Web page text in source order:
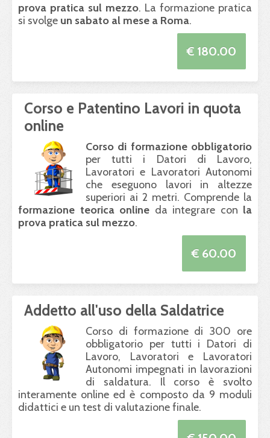
prova pratica sul mezzo. La formazione pratica
si svolge un sabato al mese a Roma.
€ 180.00
Corso e Patentino Lavori in quota
online
Corso di formazione obbligatorio
per tutti i Datori di Lavoro,
Lavoratori e Lavoratori Autonomi
che eseguono lavori in altezze
superiori ai 2 metri. Comprende la
formazione teorica online da integrare con la
prova pratica sul mezzo.
€ 60.00
Addetto all'uso della Saldatrice
Corso di formazione di 300 ore
obbligatorio per tutti i Datori di
Lavoro, Lavoratori e Lavoratori
Autonomi impegnati in lavorazioni
di saldatura. Il corso è svolto
interamente online ed è composto da 9 moduli
didattici e un test di valutazione finale.